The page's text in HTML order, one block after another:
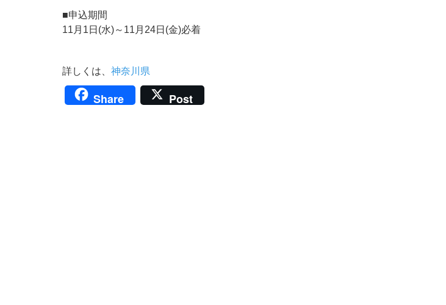
■申込期間
11月1日(水)～11月24日(金)必着
詳しくは、 神奈川県
Share Post